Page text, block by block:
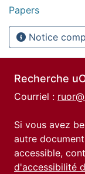
Papers
Notice
Recherche
Courriel :
Si vous avez
autre
accessible,
d'accessibilité